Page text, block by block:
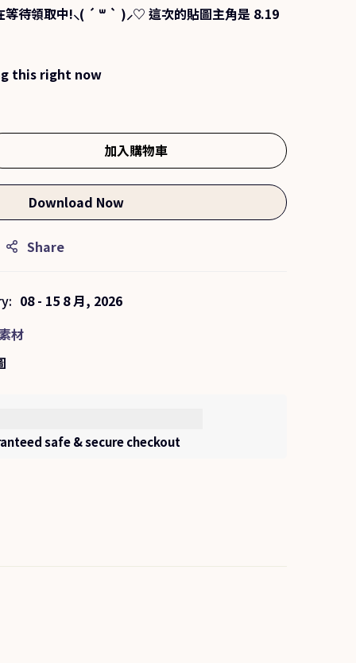
等待領取中!⸜( ´ ꒳ ` )⸝♡︎ 這次的貼圖主角是 8.19
this right now
加入購物車
Download Now
Share
08 - 15 8 月, 2026
材
safe & secure checkout